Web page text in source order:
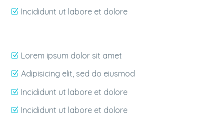
Incididunt ut labore et dolore
Lorem ipsum dolor sit amet
Adipisicing elit, sed do eiusmod
Incididunt ut labore et dolore
Incididunt ut labore et dolore